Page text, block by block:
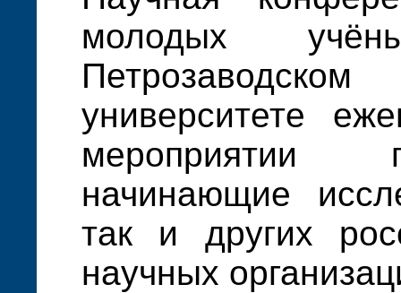
молодых
университете
мероприятии
начинающие
так и других
научных